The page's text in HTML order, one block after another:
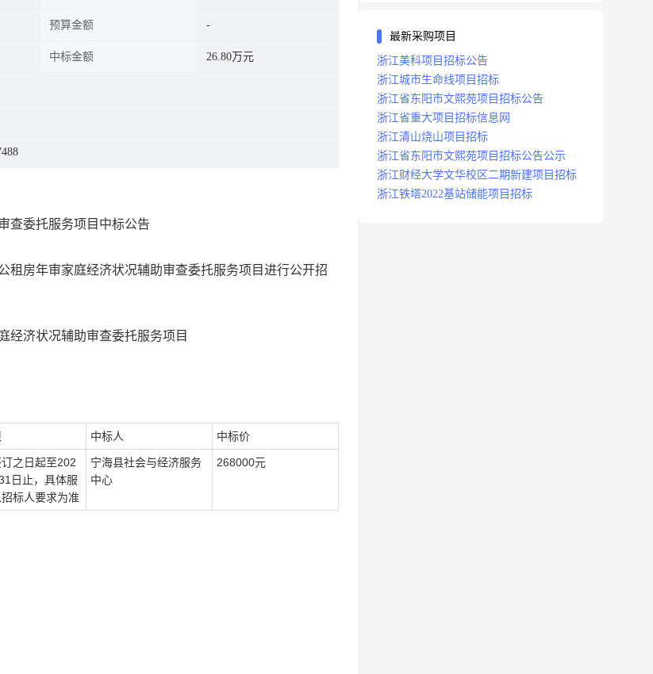
预算金额
中标金额 26.80万元
查委托服务项目中标公告
租房年审家庭经济状况辅助审查委托服务项目进行公开招
经济状况辅助审查委托服务项目
中标人 中标价
之日起至202
日止，具体服
标人要求为准
宁海县社会与经济服务
中心
268000元
最新采购项目
浙江美科项目招标公告
浙江城市生命线项目招标
浙江省东阳市文熙苑项目招标公告
浙江省重大项目招标信息网
浙江清山烧山项目招标
浙江省东阳市文熙苑项目招标公告公示
浙江财经大学文华校区二期新建项目招标
浙江铁塔2022基站储能项目招标